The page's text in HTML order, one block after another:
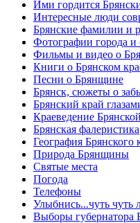
Ими гордится
Интересные люди
Брянские фамилии и
Фотографии города и
Фильмы и видео о
Книги о Брянском
Песни о Брянщине
Брянск, сюжеты о
Брянский край
Краеведение
Брянская фалеристика
География Брянского
Природа Брянщины
Святые места
Погода
Телефоны
Улыбнись...чуть чуть
Выборы губернатора